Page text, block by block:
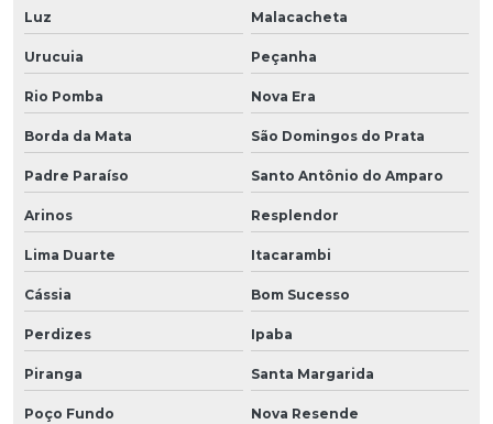
Luz Malacacheta
Urucuia Peçanha
Rio Pomba Nova Era
Borda da Mata São Domingos do Prata
Padre Paraíso Santo Antônio do Amparo
Arinos Resplendor
Lima Duarte Itacarambi
Cássia Bom Sucesso
Perdizes Ipaba
Piranga Santa Margarida
Poço Fundo Nova Resende